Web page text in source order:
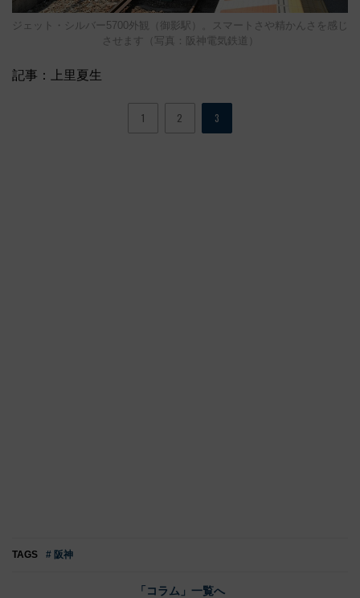
ジェット・シルバー5700外観（御影駅）。スマートさや精かんさを感じ
させます（写真：阪神電気鉄道）
記事：上里夏生
1 2 3
TAGS # 阪神
「コラム」一覧へ